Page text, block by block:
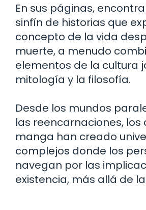
En sus páginas,
sinfín de historias que
concepto de la vida
muerte, a menudo
elementos de la cultura
mitología y la filosofía.
Desde los mundos
las reencarnaciones, los
manga han creado
complejos donde los
navegan por las
existencia, más allá de